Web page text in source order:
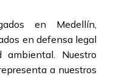
en Medellín,
en defensa legal
ambiental. Nuestro
a nuestros